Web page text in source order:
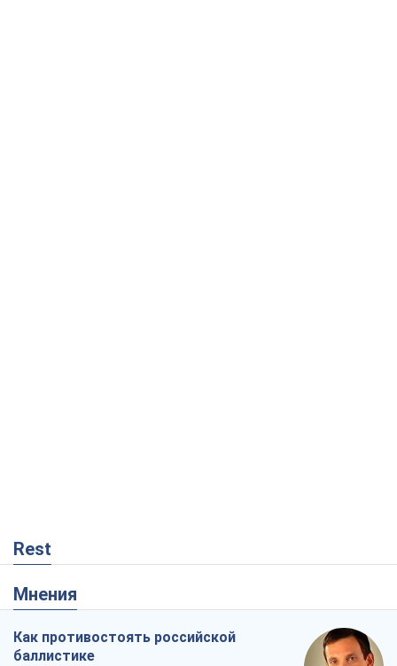
Rest
Мнения
Как противостоять российской
баллистике